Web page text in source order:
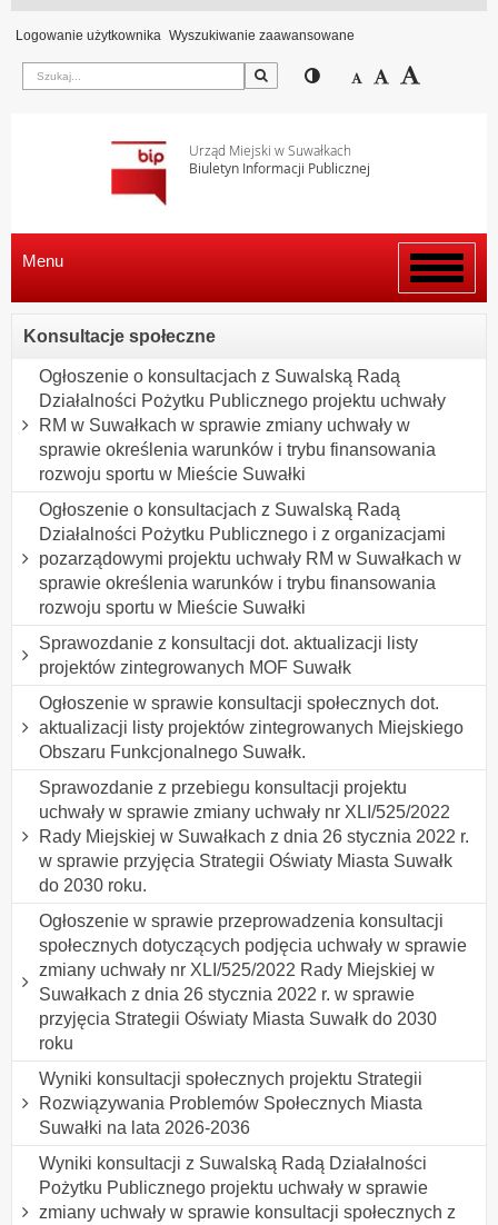
Logowanie użytkownika Wyszukiwanie zaawansowane
Szukaj Przełącz pomiędzy
Zmniejsz
Domyślny
Urząd Miejski w Suwałkach
Biuletyn Informacji Publicznej
Włącz
menu
Menu
Konsultacje społeczne
Ogłoszenie o konsultacjach z Suwalską Radą
Działalności Pożytku Publicznego projektu uchwały
RM w Suwałkach w sprawie zmiany uchwały w
sprawie określenia warunków i trybu finansowania
rozwoju sportu w Mieście Suwałki
Ogłoszenie o konsultacjach z Suwalską Radą
Działalności Pożytku Publicznego i z organizacjami
pozarządowymi projektu uchwały RM w Suwałkach w
sprawie określenia warunków i trybu finansowania
rozwoju sportu w Mieście Suwałki
Sprawozdanie z konsultacji dot. aktualizacji listy
projektów zintegrowanych MOF Suwałk
Ogłoszenie w sprawie konsultacji społecznych dot.
aktualizacji listy projektów zintegrowanych Miejskiego
Obszaru Funkcjonalnego Suwałk.
Sprawozdanie z przebiegu konsultacji projektu
uchwały w sprawie zmiany uchwały nr XLI/525/2022
Rady Miejskiej w Suwałkach z dnia 26 stycznia 2022 r.
w sprawie przyjęcia Strategii Oświaty Miasta Suwałk
do 2030 roku.
Ogłoszenie w sprawie przeprowadzenia konsultacji
społecznych dotyczących podjęcia uchwały w sprawie
zmiany uchwały nr XLI/525/2022 Rady Miejskiej w
Suwałkach z dnia 26 stycznia 2022 r. w sprawie
przyjęcia Strategii Oświaty Miasta Suwałk do 2030
roku
Wyniki konsultacji społecznych projektu Strategii
Rozwiązywania Problemów Społecznych Miasta
Suwałki na lata 2026-2036
Wyniki konsultacji z Suwalską Radą Działalności
Pożytku Publicznego projektu uchwały w sprawie
zmiany uchwały w sprawie konsultacji społecznych z